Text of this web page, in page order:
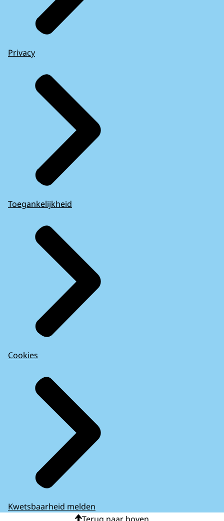
Privacy
Toegankelijkheid
Cookies
Kwetsbaarheid melden